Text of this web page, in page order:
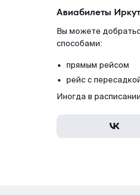
Авиабилеты
Вы можете
способами:
прямым рейсом
рейс с
Иногда в